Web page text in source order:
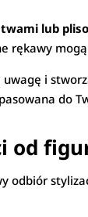
lub
rękawy
i
do
od
odbiór